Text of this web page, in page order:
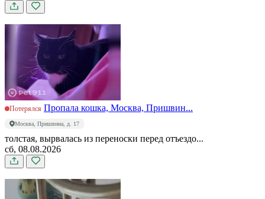
Потерялся Пропала кошка, Москва, Пришвин...
Москва, Пришвина, д. 17
толстая, вырвалась из переноски перед отъездо...
сб, 08.08.2026